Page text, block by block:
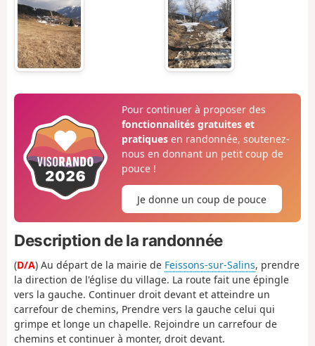
Pour continuer à proposer des
fonctionnalités gratuites et
pratiquesen randonnée, soutenez-
nous en donnant un petit coup de
pouce !
Je donne un coup de pouce
Description de la randonnée
(D/A) Au départ de la mairie de Feissons-sur-Salins, prendre
la direction de l'église du village. La route fait une épingle
vers la gauche. Continuer droit devant et atteindre un
carrefour de chemins, Prendre vers la gauche celui qui
grimpe et longe un chapelle. Rejoindre un carrefour de
chemins et continuer à monter, droit devant.